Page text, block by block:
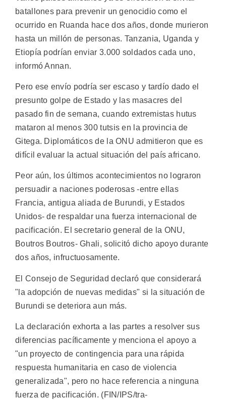
batallones para prevenir un genocidio como el
ocurrido en Ruanda hace dos años, donde murieron
hasta un millón de personas. Tanzania, Uganda y
Etiopía podrían enviar 3.000 soldados cada uno,
informó Annan.
Pero ese envío podría ser escaso y tardío dado el
presunto golpe de Estado y las masacres del
pasado fin de semana, cuando extremistas hutus
mataron al menos 300 tutsis en la provincia de
Gitega. Diplomáticos de la ONU admitieron que es
difícil evaluar la actual situación del país africano.
Peor aún, los últimos acontecimientos no lograron
persuadir a naciones poderosas -entre ellas
Francia, antigua aliada de Burundi, y Estados
Unidos- de respaldar una fuerza internacional de
pacificación. El secretario general de la ONU,
Boutros Boutros- Ghali, solicitó dicho apoyo durante
dos años, infructuosamente.
El Consejo de Seguridad declaró que considerará
"la adopción de nuevas medidas" si la situación de
Burundi se deteriora aun más.
La declaración exhorta a las partes a resolver sus
diferencias pacíficamente y menciona el apoyo a
"un proyecto de contingencia para una rápida
respuesta humanitaria en caso de violencia
generalizada", pero no hace referencia a ninguna
fuerza de pacificación. (FIN/IPS/tra-